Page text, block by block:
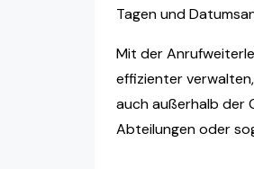
Tagen und
Mit der
effizienter
auch außerhalb der
Abteilungen oder